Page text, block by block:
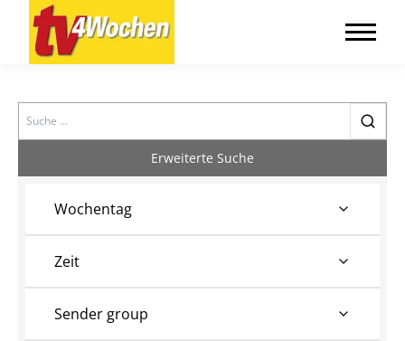
Search
Erweiterte Suche
Wochentag
Zeit
Sender group